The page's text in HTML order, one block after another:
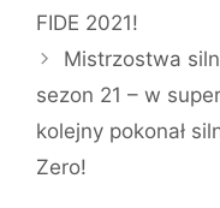
FIDE 2021!
Mistrzostwa
sezon 21 – w
kolejny pokonał
Zero!